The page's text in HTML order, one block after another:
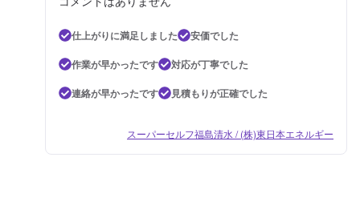
仕上がりに満足しました
安価でした
作業が早かったです
対応が丁寧でした
連絡が早かったです
見積もりが正確でした
スーパーセルフ福島清水 / (株)東日本エネルギー